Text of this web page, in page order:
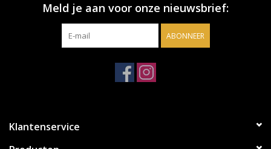
Meld je aan voor onze nieuwsbrief:
ABONNEER
Klantenservice